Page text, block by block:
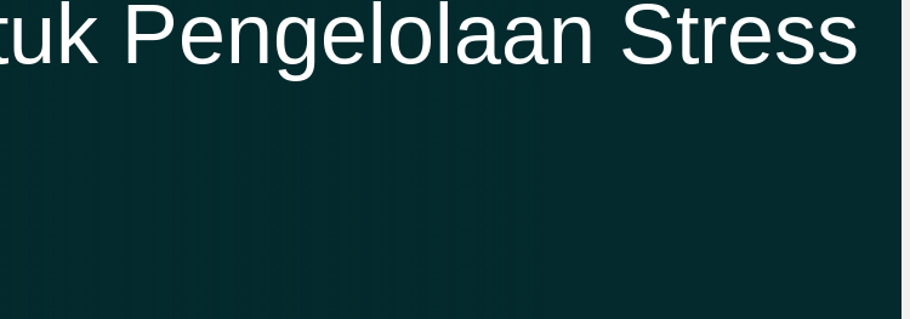
Pengelolaan Stress